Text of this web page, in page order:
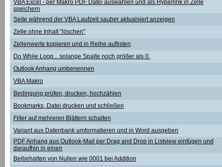
VBA Excel - per Makro PDF Datei auswählen und als Hyperlink in Zelle
speichern
Seite während der VBA Laufzeit sauber aktualsiert anzeigen
Zelle ohne Inhalt "löschen"
Zellenwerte kopieren und in Reihe auflisten
Do While Loop... solange Spalte noch größer als 0.
Outlook Anhang umbenennen
VBA Makro
Bedingung prüfen, drucken, hochzählen
Bookmarks, Datei drucken und schließen
Filter auf mehreren Blättern schalten
Variant aus Datenbank umformatieren und in Word ausgeben
PDF Anhang aus Outlook-Mail per Drag and Drop in Listview einfügen und
daraufhin in einen
Beibehalten von Nullen wie 0001 bei Addition